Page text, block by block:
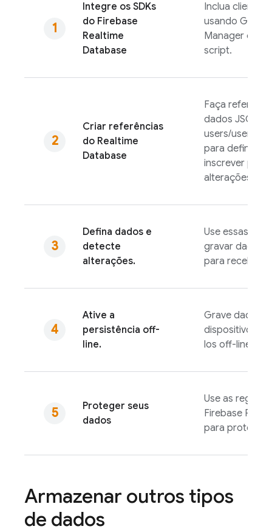
Integre os SDKs
do Firebase
Realtime
Database
Inclua clientes
usando
Manager ou
script.
Criar referências
do Realtime
Database
Faça
dados JSON,
users/
para definir
inscrever para
alterações.
Defina dados e
detecte
alterações.
Use essas
gravar dados
para receber
Ative a
persistência off-
line.
Grave dados
dispositivo
los off-line.
Proteger seus
dados
Use as regras
Firebase
para proteger
Armazenar outros tipos
de dados